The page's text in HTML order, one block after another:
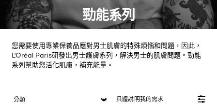
勁能系列
您需要使用專業保養品應對男士肌膚的特殊煩惱和問題，因此，
L'Oréal Paris研發出男士護膚系列，解決男士的肌膚問題。勁能
系列幫助您活化肌膚，補充能量。
具體說明我的需求